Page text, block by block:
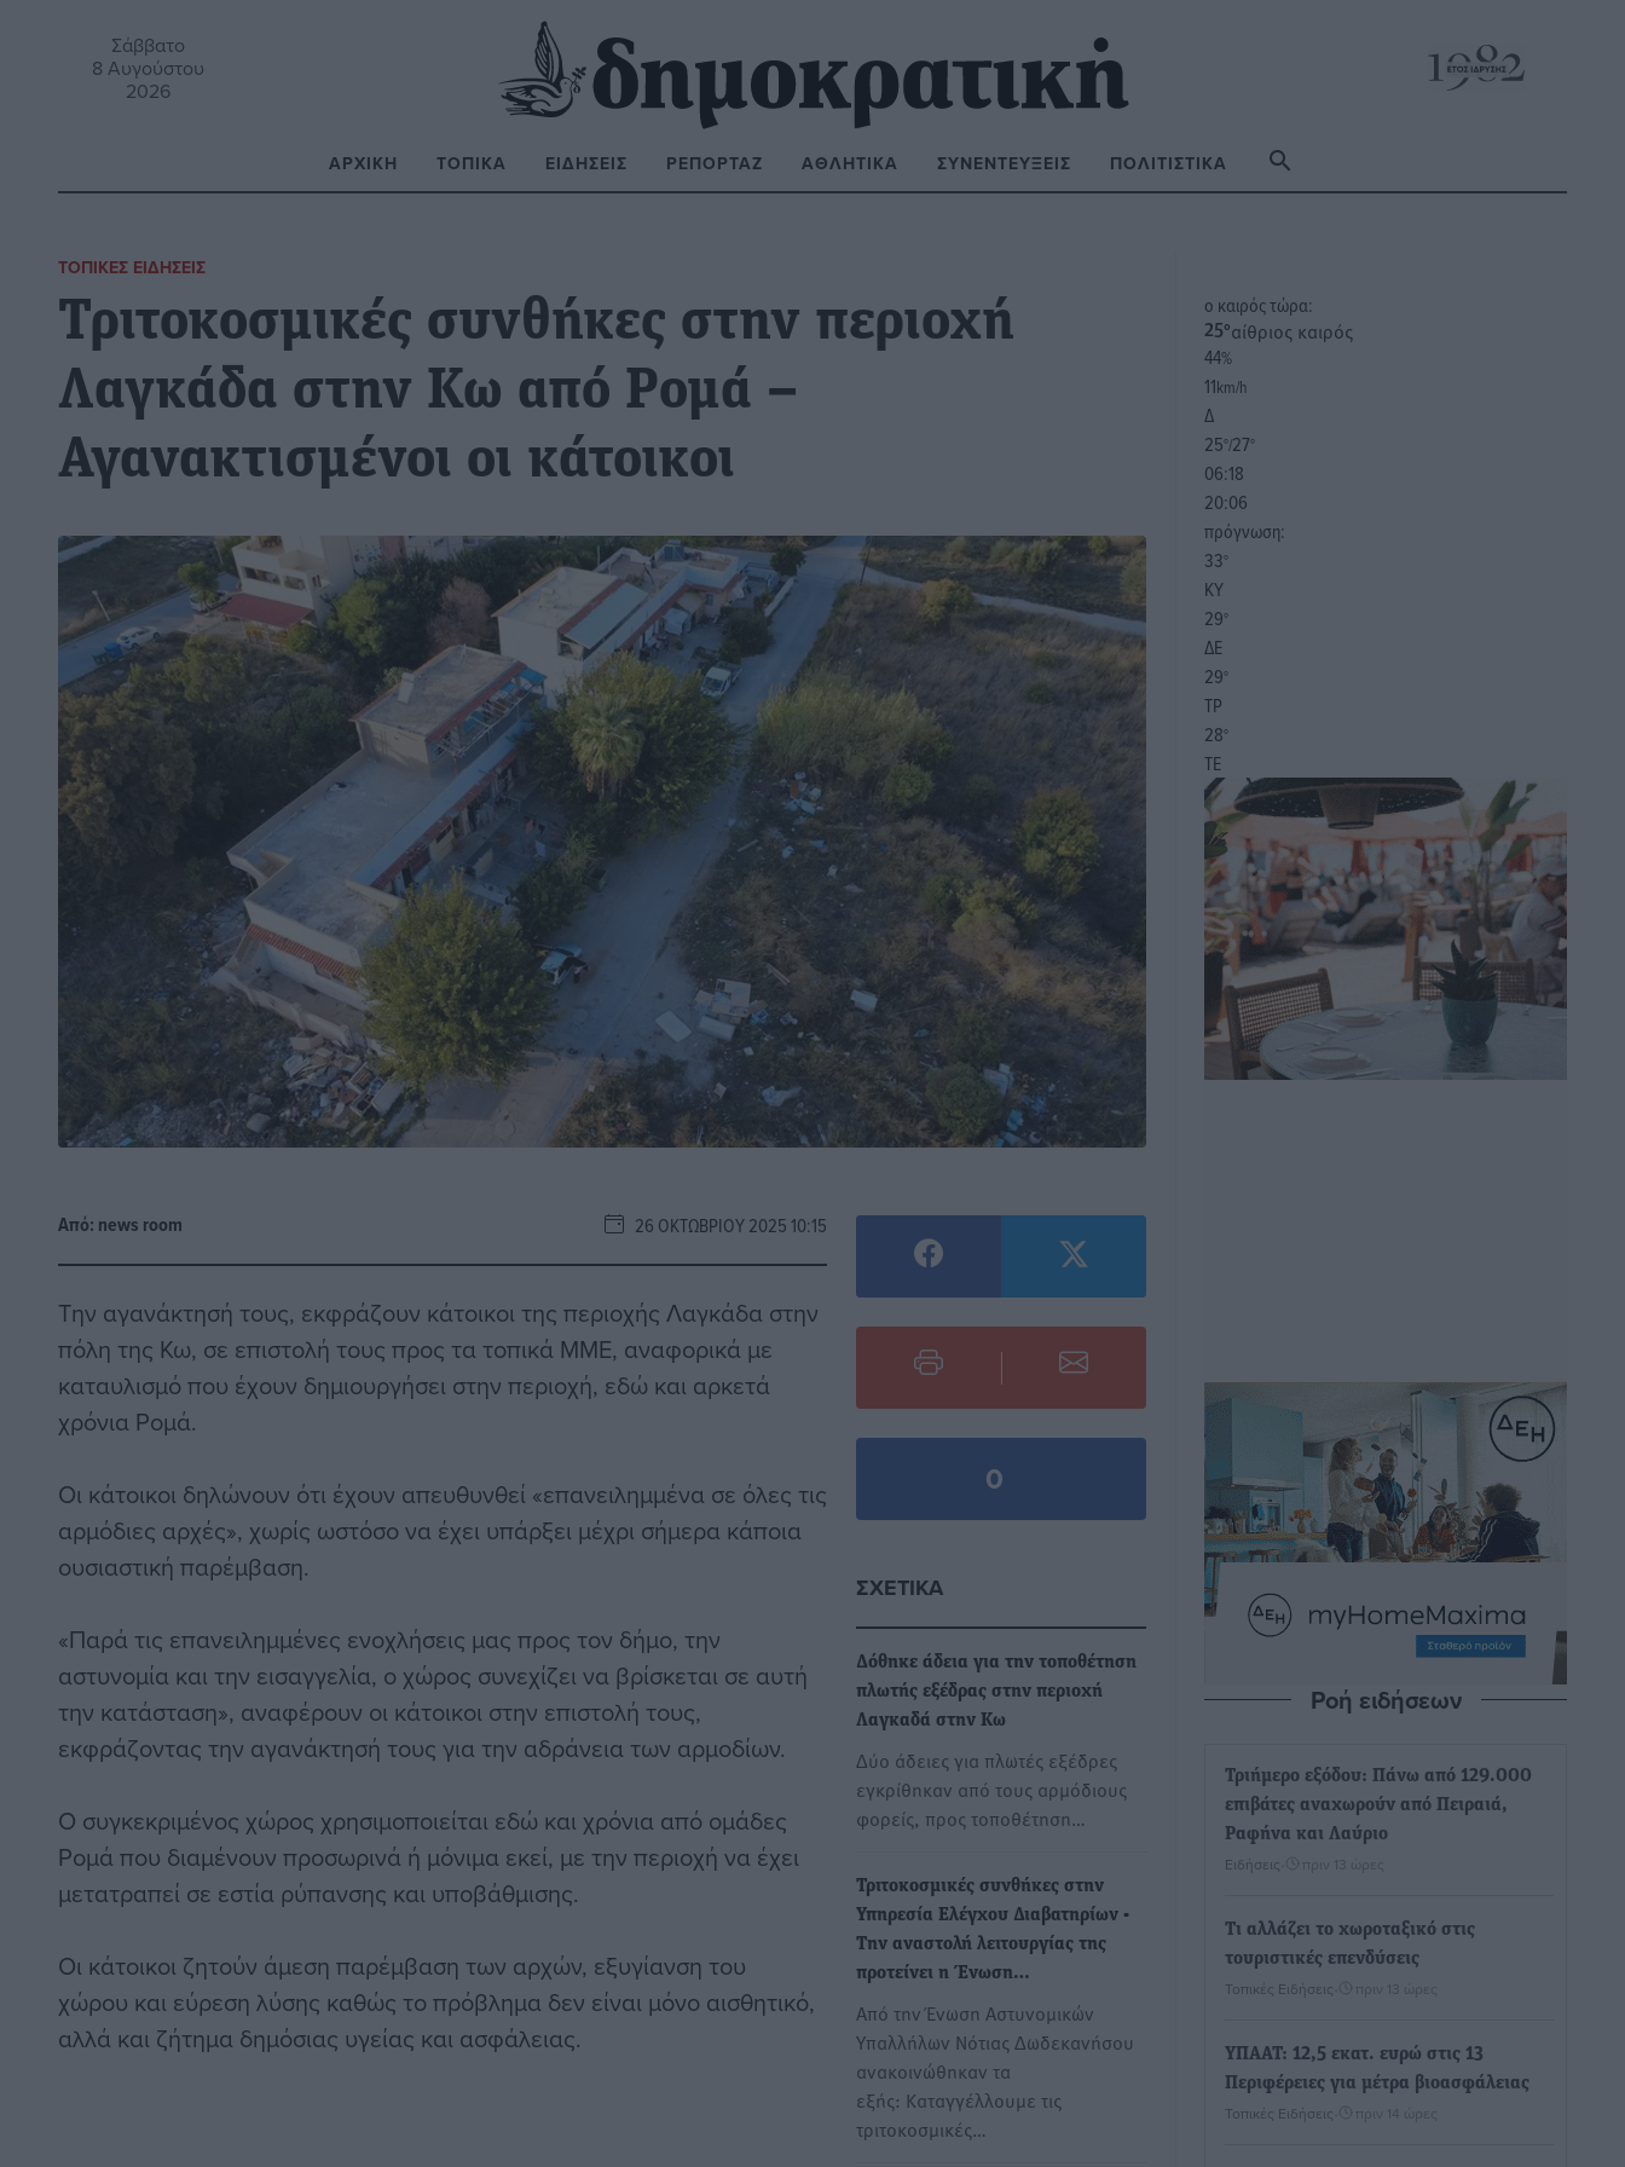
Σάββατο
8 Αυγούστου
2026
ΑΡΧΙΚΉ ΤΟΠΙΚΆ ΕΙΔΉΣΕΙΣ ΡΕΠΟΡΤΆΖ ΑΘΛΗΤΙΚΆ ΣΥΝΕΝΤΕΎΞΕΙΣ ΠΟΛΙΤΙΣΤΙΚΆ
ΤΟΠΙΚΈΣ ΕΙΔΉΣΕΙΣ
Τριτοκοσμικές συνθήκες στην περιοχή
Λαγκάδα στην Κω από Ρομά –
Αγανακτισμένοι οι κάτοικοι
Από: news room 26 ΟΚΤΩΒΡΊΟΥ 2025 10:15
Την αγανάκτησή τους, εκφράζουν κάτοικοι της περιοχής Λαγκάδα στην
πόλη της Κω, σε επιστολή τους προς τα τοπικά ΜΜΕ, αναφορικά με
καταυλισμό που έχουν δημιουργήσει στην περιοχή, εδώ και αρκετά
χρόνια Ρομά.
Οι κάτοικοι δηλώνουν ότι έχουν απευθυνθεί «επανειλημμένα σε όλες τις
αρμόδιες αρχές», χωρίς ωστόσο να έχει υπάρξει μέχρι σήμερα κάποια
ουσιαστική παρέμβαση.
«Παρά τις επανειλημμένες ενοχλήσεις μας προς τον δήμο, την
αστυνομία και την εισαγγελία, ο χώρος συνεχίζει να βρίσκεται σε αυτή
την κατάσταση», αναφέρουν οι κάτοικοι στην επιστολή τους,
εκφράζοντας την αγανάκτησή τους για την αδράνεια των αρμοδίων.
Ο συγκεκριμένος χώρος χρησιμοποιείται εδώ και χρόνια από ομάδες
Ρομά που διαμένουν προσωρινά ή μόνιμα εκεί, με την περιοχή να έχει
μετατραπεί σε εστία ρύπανσης και υποβάθμισης.
Οι κάτοικοι ζητούν άμεση παρέμβαση των αρχών, εξυγίανση του
χώρου και εύρεση λύσης καθώς το πρόβλημα δεν είναι μόνο αισθητικό,
αλλά και ζήτημα δημόσιας υγείας και ασφάλειας.
0
ΣΧΕΤΙΚΆ
Δόθηκε άδεια για την τοποθέτηση
πλωτής εξέδρας στην περιοχή
Λαγκαδά στην Κω
Δύο άδειες για πλωτές εξέδρες
εγκρίθηκαν από τους αρμόδιους
φορείς, προς τοποθέτηση…
Τριτοκοσμικές συνθήκες στην
Υπηρεσία Ελέγχου Διαβατηρίων -
Την αναστολή λειτουργίας της
προτείνει η Ένωση…
Από την Ένωση Αστυνομικών
Υπαλλήλων Νότιας Δωδεκανήσου
ανακοινώθηκαν τα
εξής: Καταγγέλλουμε τις
τριτοκοσμικές…
o καιρός τώρα:
25°αίθριος καιρός
44%
11km/h
Δ
25°/27°
06:18
20:06
πρόγνωση:
33°
ΚΥ
29°
ΔΕ
29°
ΤΡ
28°
ΤΕ
Ροή ειδήσεων
Τριήμερο εξόδου: Πάνω από 129.000
επιβάτες αναχωρούν από Πειραιά,
Ραφήνα και Λαύριο
Ειδήσεις πριν 13 ώρες
Τι αλλάζει το χωροταξικό στις
τουριστικές επενδύσεις
Τοπικές Ειδήσεις πριν 13 ώρες
ΥΠΑΑΤ: 12,5 εκατ. ευρώ στις 13
Περιφέρειες για μέτρα βιοασφάλειας
Τοπικές Ειδήσεις πριν 14 ώρες